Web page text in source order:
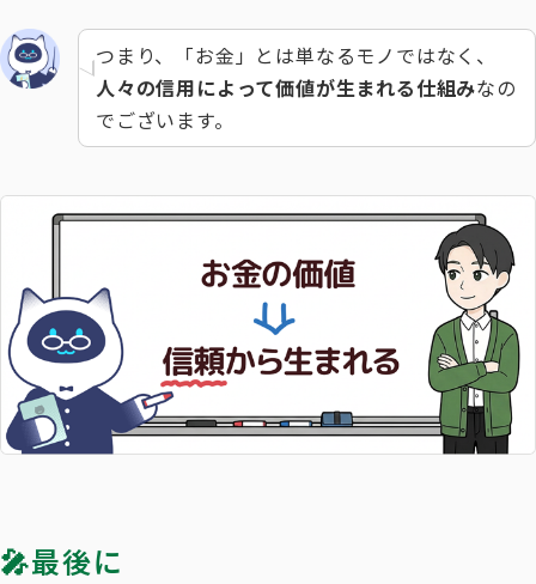
つまり、「お金」とは単なるモノではなく、
人々の信用によって価値が生まれる仕組みなの
でございます。
🎤最後に